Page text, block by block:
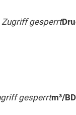
Zugriff gesperrt
gesperrtm³/